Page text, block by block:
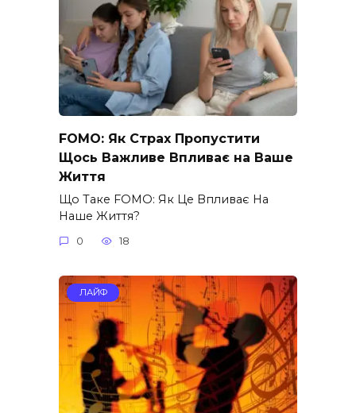
FOMO: Як Страх Пропустити
Щось Важливе Впливає на Ваше
Життя
Що Таке FOMO: Як Це Впливає На
Наше Життя?
0 18
ЛАЙФ